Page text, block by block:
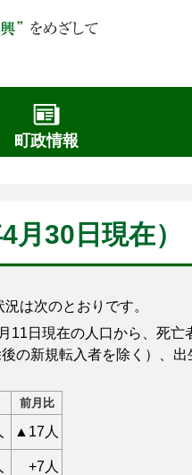
町政情報
月30日現在）
は次のとおりです。
日現在の人口から、死亡
の新規転入者を除く）、
前月比
▲17人
+7人